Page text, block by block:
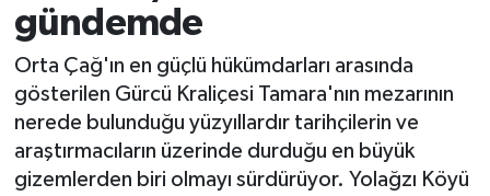
gündemde
Orta Çağ'ın en güçlü hükümdarları arasında
gösterilen Gürcü Kraliçesi Tamara'nın mezarının
nerede bulunduğu yüzyıllardır tarihçilerin ve
araştırmacıların üzerinde durduğu en büyük
gizemlerden biri olmayı sürdürüyor. Yolağzı Köyü
Advertising news
Canlı Maç
Haber Arşivi